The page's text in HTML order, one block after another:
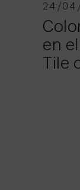
24/
en
Tile